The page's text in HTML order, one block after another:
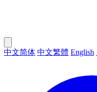
中文简体 中文繁體 English